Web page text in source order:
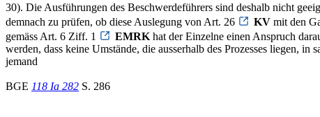
30). Die Ausführungen des Beschwerdeführers sind deshalb nicht
demnach zu prüfen, ob diese Auslegung von Art. 26
KV mit den
gemäss Art. 6 Ziff. 1
EMRK hat der Einzelne einen Anspruch
werden, dass keine Umstände, die ausserhalb des Prozesses liegen,
jemand
BGE 118 Ia 282 S. 286